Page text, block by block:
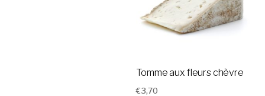
Tomme aux fleurs chèvre
€3,70